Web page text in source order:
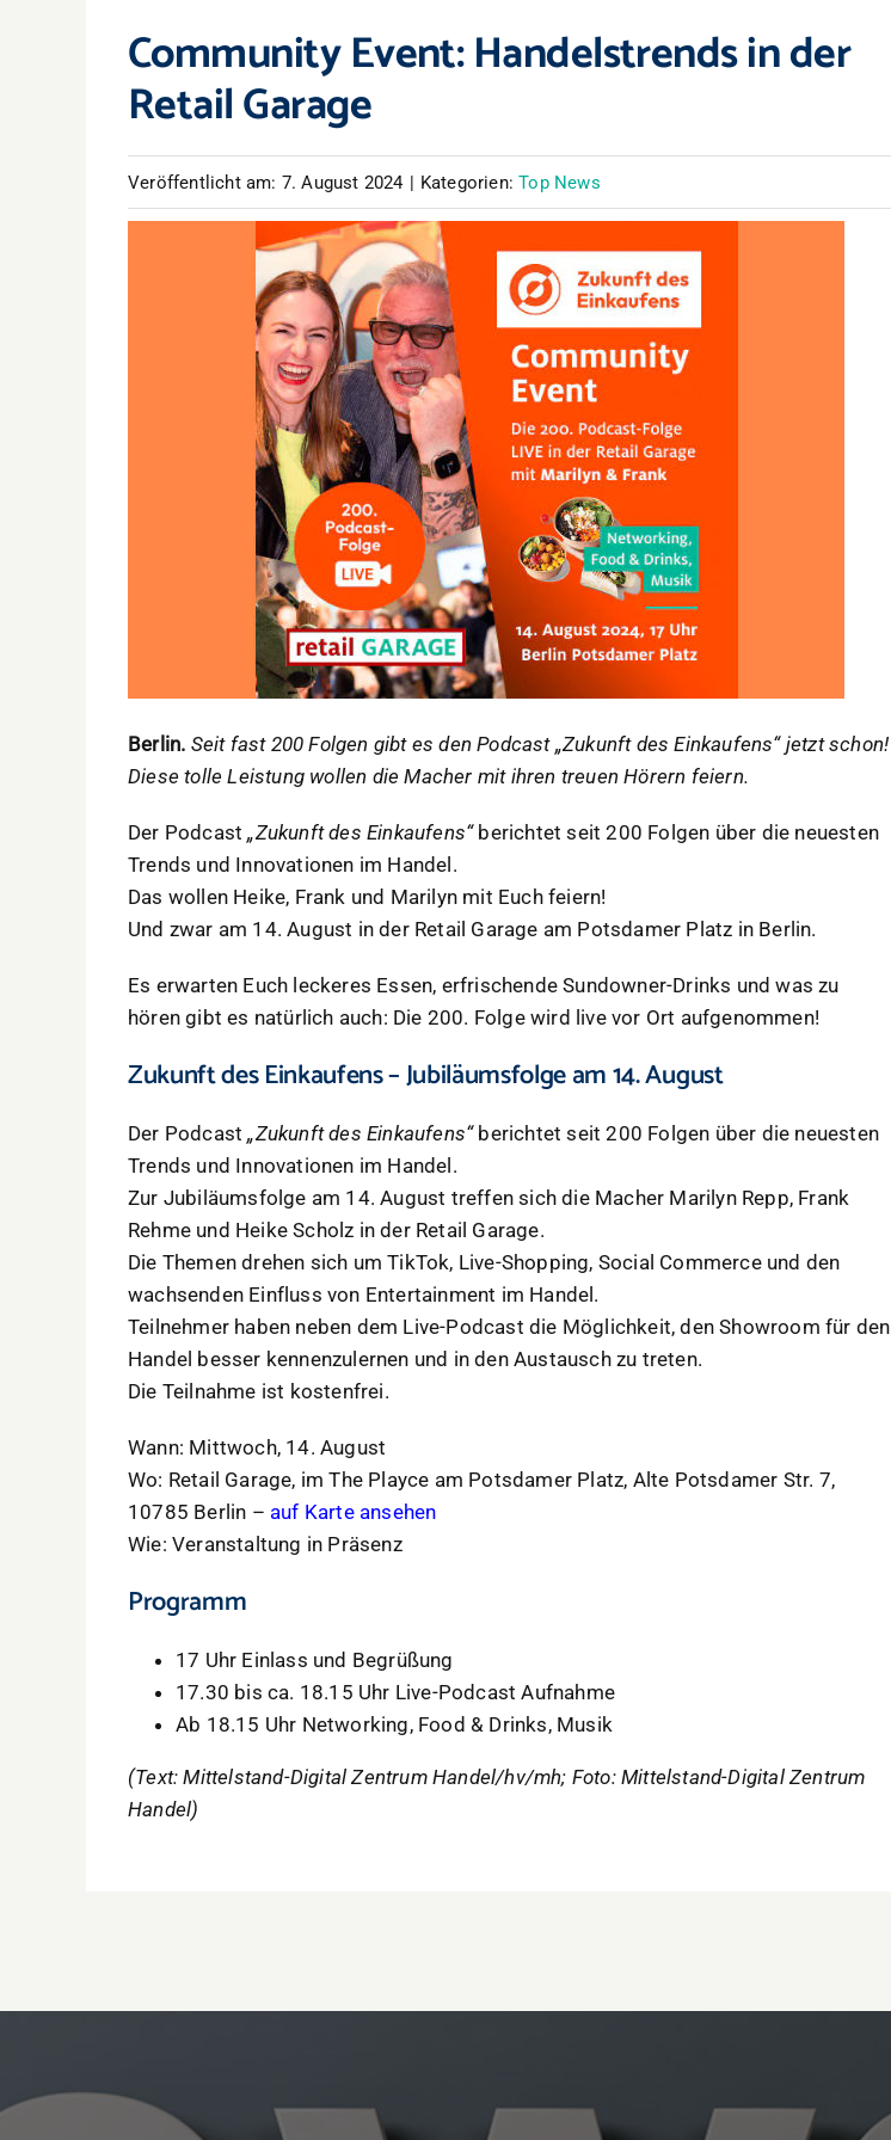
Community Event: Handelstrends in der
Retail Garage
Veröffentlicht am: 7. August 2024 | Kategorien:Top News
Berlin. Seit fast 200 Folgen gibt es den Podcast „Zukunft des Einkaufens“ jetzt schon!
Diese tolle Leistung wollen die Macher mit ihren treuen Hörern feiern.
Der Podcast„Zukunft des Einkaufens“berichtet seit 200 Folgen über die neuesten
Trends und Innovationen im Handel.
Das wollen Heike, Frank und Marilyn mit Euch feiern!
Und zwar am 14. August in der Retail Garage am Potsdamer Platz in Berlin.
Es erwarten Euch leckeres Essen, erfrischende Sundowner-Drinks und was zu
hören gibt es natürlich auch: Die 200. Folge wird live vor Ort aufgenommen!
Zukunft des Einkaufens – Jubiläumsfolge am 14. August
Der Podcast„Zukunft des Einkaufens“berichtet seit 200 Folgen über die neuesten
Trends und Innovationen im Handel.
Zur Jubiläumsfolge am 14. August treffen sich die Macher Marilyn Repp, Frank
Rehme und Heike Scholz in der Retail Garage.
Die Themen drehen sich um TikTok, Live-Shopping, Social Commerce und den
wachsenden Einfluss von Entertainment im Handel.
Teilnehmer haben neben dem Live-Podcast die Möglichkeit, den Showroom für den
Handel besser kennenzulernen und in den Austausch zu treten.
Die Teilnahme ist kostenfrei.
Wann: Mittwoch, 14. August
Wo: Retail Garage, im The Playce am Potsdamer Platz, Alte Potsdamer Str. 7,
10785 Berlin – auf Karte ansehen
Wie: Veranstaltung in Präsenz
Programm
17 Uhr Einlass und Begrüßung
17.30 bis ca. 18.15 Uhr Live-Podcast Aufnahme
Ab 18.15 Uhr Networking, Food & Drinks, Musik
(Text: Mittelstand-Digital Zentrum Handel/hv/mh; Foto: Mittelstand-Digital Zentrum
Handel)